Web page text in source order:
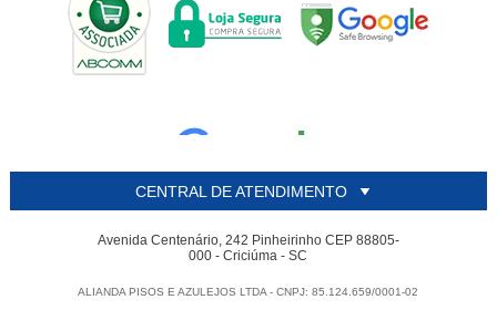
CENTRAL DE ATENDIMENTO
Avenida Centenário, 242 Pinheirinho CEP 88805-
000 - Criciúma - SC
ALIANDA PISOS E AZULEJOS LTDA - CNPJ: 85.124.659/0001-02